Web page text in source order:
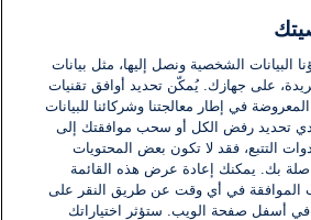
حتى الآن. كن الأول!
...
البيانات الشخصية ونصل إليها، مثل بيانات
على جهازك. يُمكّن تحديد أوافق تقنيات
في إطار معالجتنا وشركائنا للبيانات
تحديد رفض الكل أو سحب موافقتك إلى
التتبع، فقد لا تكون بعض المحتويات
صلة بك. يمكنك إعادة عرض هذه القائمة
الموافقة في أي وقت عن طريق النقر على
في أسفل صفحة الويب. ستؤثر اختياراتك